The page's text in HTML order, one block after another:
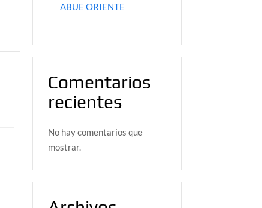
ABUE ORIENTE
Comentarios
recientes
No hay comentarios que
mostrar.